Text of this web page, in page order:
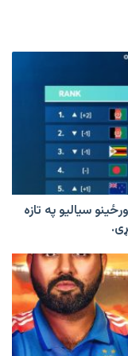
سیالیو په تازه